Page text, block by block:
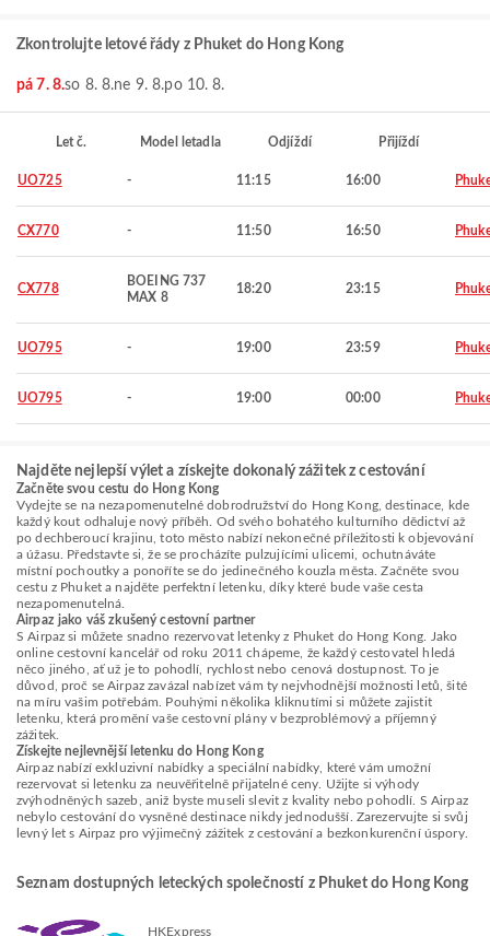
Zkontrolujte letové řády z Phuket do Hong Kong
pá 7. 8.so 8. 8.ne 9. 8.po 10. 8.
Let č. Model letadla Odjíždí Přijíždí
UO725 - 11:15 16:00
CX770 - 11:50 16:50
CX778
BOEING 737
MAX 8
18:20 23:15
UO795 - 19:00 23:59
UO795 - 19:00 00:00
Najděte nejlepší výlet a získejte dokonalý zážitek z cestování
Začněte svou cestu do Hong Kong
Vydejte se na nezapomenutelné dobrodružství do Hong Kong, destinace, kde
každý kout odhaluje nový příběh. Od svého bohatého kulturního dědictví až
po dechberoucí krajinu, toto město nabízí nekonečné příležitosti k objevování
a úžasu. Představte si, že se procházíte pulzujícími ulicemi, ochutnáváte
místní pochoutky a ponoříte se do jedinečného kouzla města. Začněte svou
cestu z Phuket a najděte perfektní letenku, díky které bude vaše cesta
nezapomenutelná.
Airpaz jako váš zkušený cestovní partner
S Airpaz si můžete snadno rezervovat letenky z Phuket do Hong Kong. Jako
online cestovní kancelář od roku 2011 chápeme, že každý cestovatel hledá
něco jiného, ať už je to pohodlí, rychlost nebo cenová dostupnost. To je
důvod, proč se Airpaz zavázal nabízet vám ty nejvhodnější možnosti letů, šité
na míru vašim potřebám. Pouhými několika kliknutími si můžete zajistit
letenku, která promění vaše cestovní plány v bezproblémový a příjemný
zážitek.
Získejte nejlevnější letenku do Hong Kong
Airpaz nabízí exkluzivní nabídky a speciální nabídky, které vám umožní
rezervovat si letenku za neuvěřitelně přijatelné ceny. Užijte si výhody
zvýhodněných sazeb, aniž byste museli slevit z kvality nebo pohodlí. S Airpaz
nebylo cestování do vysněné destinace nikdy jednodušší. Zarezervujte si svůj
levný let s Airpaz pro výjimečný zážitek z cestování a bezkonkurenční úspory.
Seznam dostupných leteckých společností z Phuket do Hong Kong
HKExpress